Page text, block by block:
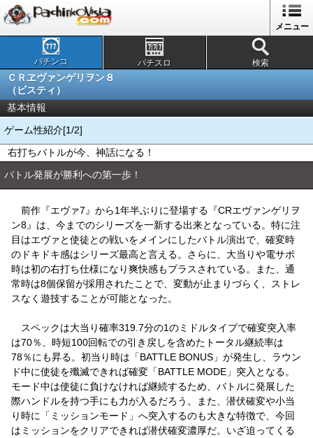
メニュー
パチンコ パチスロ 検索
ＣＲヱヴァンゲリヲン８
（ビスティ）
基本情報
ゲーム性紹介[1/2]
右打ちバトルが今、神話になる！
バトル発展が勝利への第一歩！
前作『エヴァ7』から1年半ぶりに登場する『CRエヴァンゲリヲ
ン8』は、今までのシリーズを一新する出来となっている。特に注
目はエヴァと使徒との戦いをメインにしたバトル演出で、確変時
のドキドキ感はシリーズ最高と言える。さらに、大当りや電サポ
時は初の右打ち仕様になり爽快感もプラスされている。また、通
常時は8個保留が採用されたことで、変動が止まりづらく、ストレ
スなく遊技することが可能となった。
スペックは大当り確率319.7分の1のミドルタイプで確変突入率
は70％、時短100回転での引き戻しを含めたトータル継続率は
78％にも昇る。初当り時は「BATTLE BONUS」が発生し、ラウン
ド中に使徒を殲滅できれば確変「BATTLE MODE」突入となる。
モード中は使徒に負けなければ継続するため、バトルに発展した
際ハンドルを持つ手にも力が入るだろう。また、潜伏確変や小当
り時に「ミッションモード」へ突入するのも大きな特徴で、今回
はミッションをクリアできれば潜伏確変濃厚だ。いざ迫ってくる